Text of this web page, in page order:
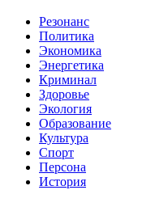
Резонанс
Политика
Экономика
Энергетика
Криминал
Здоровье
Экология
Образование
Культура
Спорт
Персона
История